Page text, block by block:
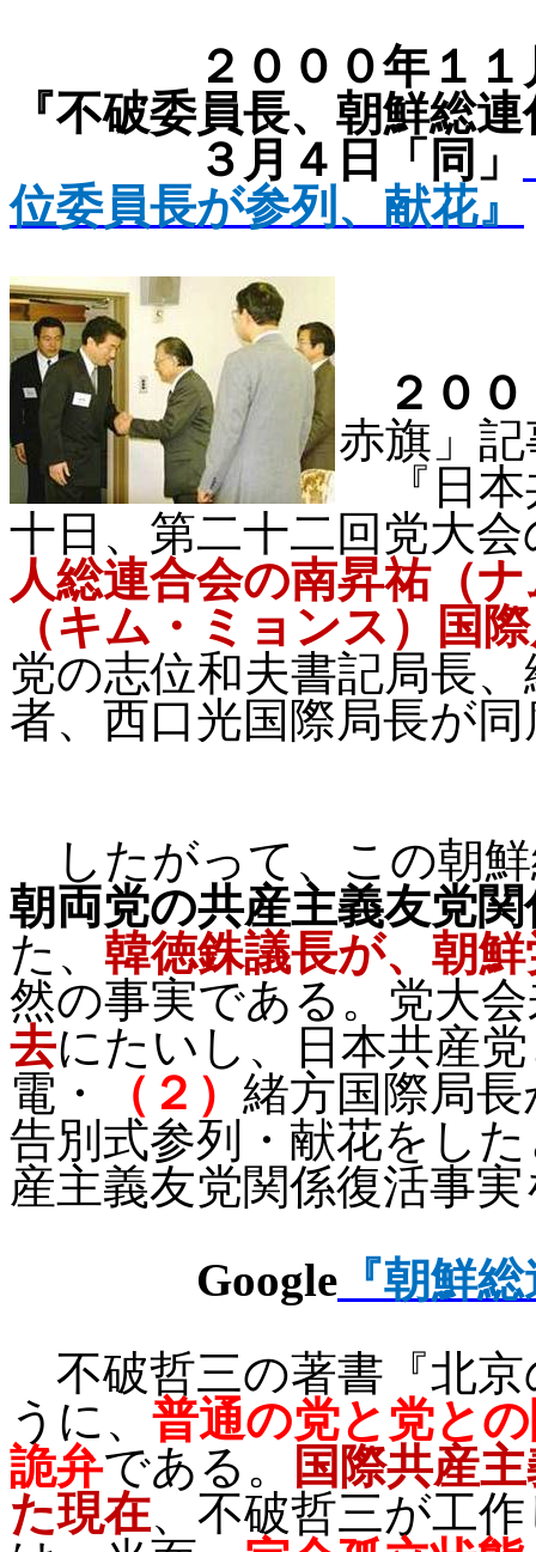
２０００年１
『不破委員長、朝鮮総
３月４日「同」
位委員長が参列、献花』
２０
赤旗」
『日本
十日、第二十二回党大
人総連合会の南昇祐（
（キム・ミョンス）国
党の志位和夫書記局長
者、西口光国際局長が
したがって、この朝
朝両党の共産主義友党
た、 韓徳銖議長が、朝
然の事実である。党大
去にたいし、日本共産
電・
（２） 緒方国際局
告別式参列・献花をし
産主義友党関係復活事
Google 『朝鮮
不破哲三の著書『北
うに、 普通の党と党と
詭弁である。
国際共産
た現在、不破哲三が工